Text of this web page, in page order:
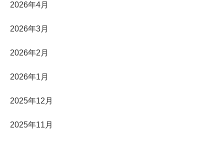
2026年4月
2026年3月
2026年2月
2026年1月
2025年12月
2025年11月